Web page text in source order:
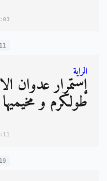
الراية
إستمرار عدوان
طولكرم و مخيميها